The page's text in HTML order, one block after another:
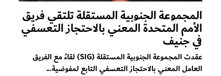
المجموعة الجنوبية المستقلة تلتقي فريق
الأمم المتحدة المعني بالاحتجاز التعسفي
في جنيف
عقدت المجموعة الجنوبية المستقلة (SIG) لقاءً مع الفريق
العامل المعني بالاحتجاز التعسفي التابع لمفوضية...